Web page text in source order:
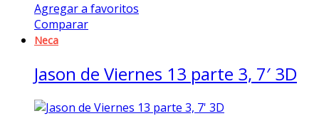
Agregar a favoritos
Comparar
Neca
Jason de Viernes 13 parte 3, 7′ 3D